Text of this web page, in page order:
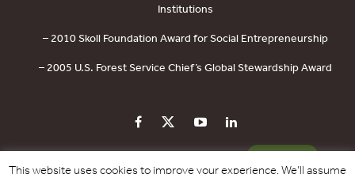
Institutions
– 2010 Skoll Foundation Award for Social Entrepreneurship
– 2005 U.S. Forest Service Chief’s Global Stewardship Award
PRIVACY POLICY CONTACT US DONATE
This website uses cookies to improve your experience. We'll assume